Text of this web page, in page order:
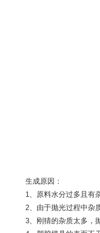
生成原因：
1、原料水分过多且有杂
2、由于抛光过程中杂质
3、刚猜的杂质太多，抛